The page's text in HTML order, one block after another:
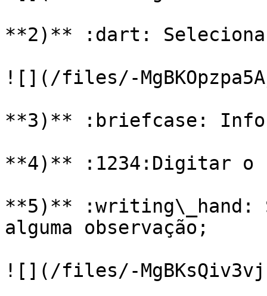
**2)** :dart:
![](/files/-
**3)** :briefcase:
**4)** :1234:Digitar o
**5)** :writing\_hand:
alguma observação;
![](/files/-